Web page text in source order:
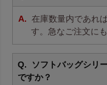
在庫数量内であれ
す。急なご注文に
ソフトバッグシリ
ですか？